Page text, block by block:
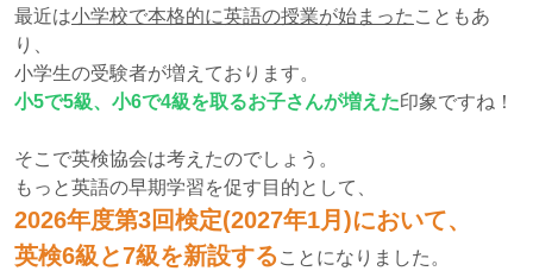
最近は小学校で本格的に英語の授業が始まった こともあ
り、
小学生の受験者が増えております。
小5で5級、小6で4級を取るお子さんが増えた印象ですね！
そこで英検協会は考えたのでしょう。
もっと英語の早期学習を促す目的として、
2026年度第3回検定(2027年1月)において、
英検6級と7級を新設することになりました。